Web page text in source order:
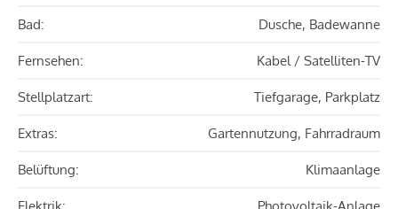
Bad: Dusche, Badewanne
Fernsehen: Kabel / Satelliten-TV
Stellplatzart: Tiefgarage, Parkplatz
Extras: Gartennutzung, Fahrradraum
Belüftung: Klimaanlage